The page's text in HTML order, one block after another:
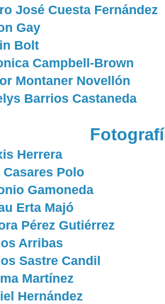
José Cuesta Fernández
Gay
Bolt
Campbell-Brown
Montaner Novellón
Barrios Castaneda
Herrera
Casares Polo
Gamoneda
Erta Majó
Pérez Gutiérrez
Arribas
Sastre Candil
Martínez
Hernández